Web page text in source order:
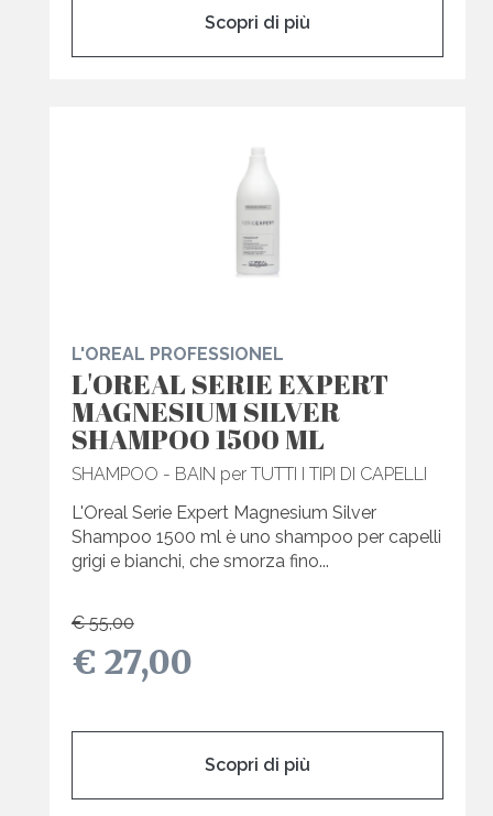
Scopri di più
L'OREAL PROFESSIONEL
L'OREAL SERIE EXPERT
MAGNESIUM SILVER
SHAMPOO 1500 ML
SHAMPOO - BAIN per TUTTI I TIPI DI CAPELLI
L'Oreal Serie Expert Magnesium Silver
Shampoo 1500 ml è uno shampoo per capelli
grigi e bianchi, che smorza fino...
€ 55,00
€ 27,00
Scopri di più